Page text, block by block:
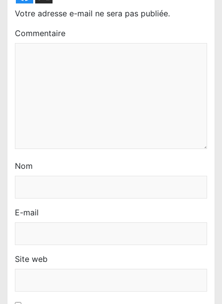
Votre adresse e-mail ne sera pas publiée.
Commentaire
Nom
E-mail
Site web